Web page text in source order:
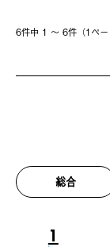
6件中 1 〜 6件（1ペー
総合
1